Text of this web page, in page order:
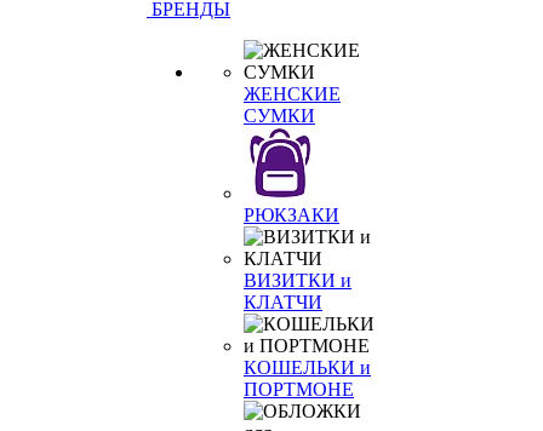
БРЕНДЫ
ЖЕНСКИЕ
СУМКИ
РЮКЗАКИ
ВИЗИТКИ и
КЛАТЧИ
КОШЕЛЬКИ и
ПОРТМОНЕ